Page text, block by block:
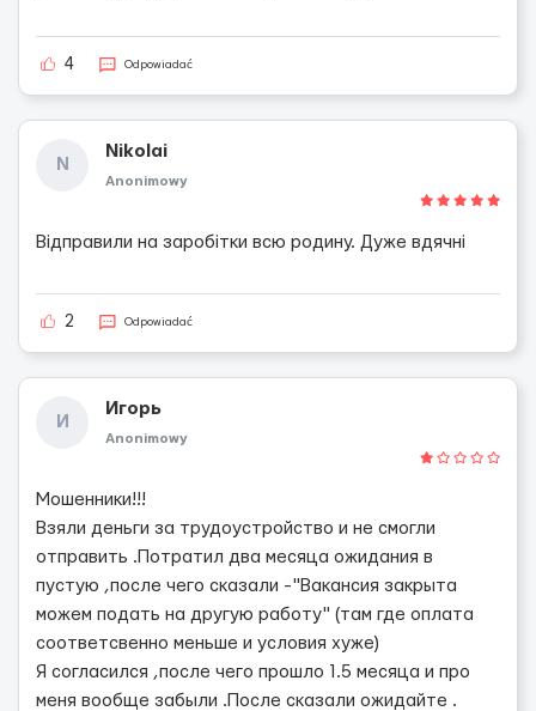
4 Odpowiadać
N
Nikolai
Anonimowy
Відправили на заробітки всю родину. Дуже вдячні
2 Odpowiadać
И
Игорь
Anonimowy
Мошенники!!!
Взяли деньги за трудоустройство и не смогли
отправить .Потратил два месяца ожидания в
пустую ,после чего сказали -"Вакансия закрыта
можем подать на другую работу" (там где оплата
соответсвенно меньше и условия хуже)
Я согласился ,после чего прошло 1.5 месяца и про
меня вообще забыли .После сказали ожидайте .